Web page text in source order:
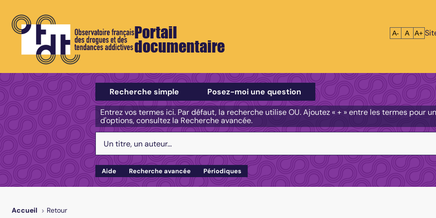
Portail
documentaire
Réduire le
A- A A+
Sélectionner un type de recherche
Recherche simple
Posez-moi une question
Entrez vos termes ici. Par défaut, la recherche utilise OU. Ajoutez « + » entre les termes pour
d'options, consultez la Recherche avancée.
Aide Recherche avancée Périodiques
Accueil Retour